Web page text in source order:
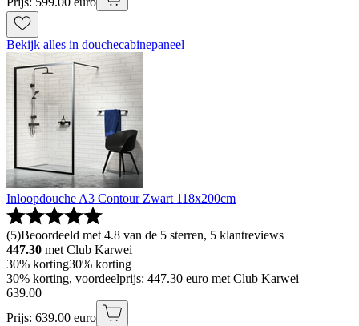
Bekijk alles in douchecabinepaneel
Inloopdouche A3 Contour Zwart 118x200cm
(5)Beoordeeld met 4.8 van de 5 sterren, 5 klantreviews
447.30 met Club Karwei
30% korting30% korting
30% korting, voordeelprijs: 447.30 euro met Club Karwei
639.00
Prijs: 639.00 euro